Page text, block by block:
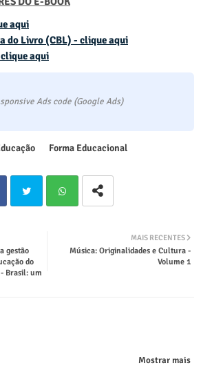
aqui
do Livro (CBL) - clique aqui
aqui
Ads code (Google Ads)
Forma Educacional
ter tsap
MAIS RECENTES
Música: Originalidades e Cultura -
Volume 1
gestão
do
Brasil: um
Mostrar mais